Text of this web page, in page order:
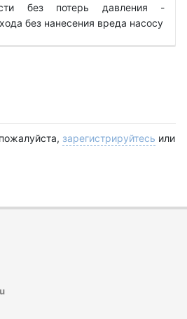
без потерь давления -
без нанесения вреда насосу
зарегистрируйтесь или